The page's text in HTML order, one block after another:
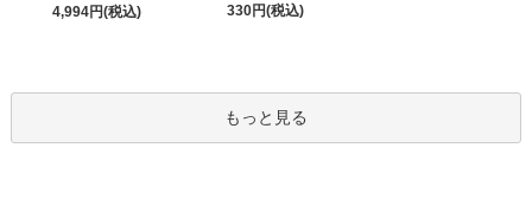
4,994円(税込)
330円(税込)
もっと見る